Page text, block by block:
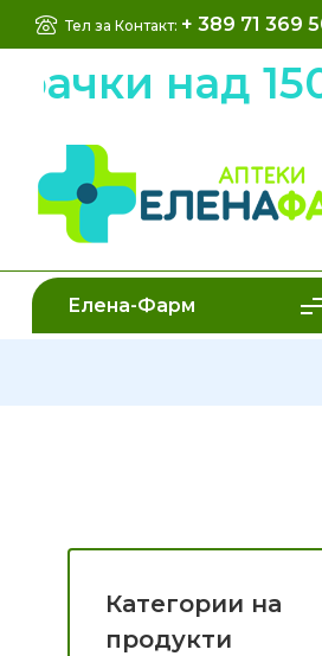
Тел за Контакт: + 389 71 369
над
Елена-Фарм
Категории на
продукти